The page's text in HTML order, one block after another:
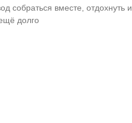
собраться вместе,
долго